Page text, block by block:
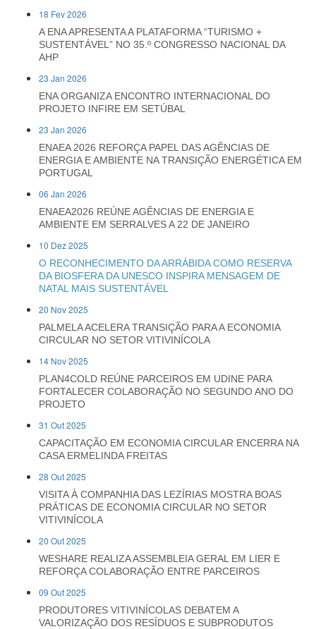
18 Fev 2026
A ENA APRESENTA A PLATAFORMA “TURISMO +
SUSTENTÁVEL” NO 35.º CONGRESSO NACIONAL DA
AHP
23 Jan 2026
ENA ORGANIZA ENCONTRO INTERNACIONAL DO
PROJETO INFIRE EM SETÚBAL
23 Jan 2026
ENAEA 2026 REFORÇA PAPEL DAS AGÊNCIAS DE
ENERGIA E AMBIENTE NA TRANSIÇÃO ENERGÉTICA EM
PORTUGAL
06 Jan 2026
ENAEA2026 REÚNE AGÊNCIAS DE ENERGIA E
AMBIENTE EM SERRALVES A 22 DE JANEIRO
10 Dez 2025
O RECONHECIMENTO DA ARRÁBIDA COMO RESERVA
DA BIOSFERA DA UNESCO INSPIRA MENSAGEM DE
NATAL MAIS SUSTENTÁVEL
20 Nov 2025
PALMELA ACELERA TRANSIÇÃO PARA A ECONOMIA
CIRCULAR NO SETOR VITIVINÍCOLA
14 Nov 2025
PLAN4COLD REÚNE PARCEIROS EM UDINE PARA
FORTALECER COLABORAÇÃO NO SEGUNDO ANO DO
PROJETO
31 Out 2025
CAPACITAÇÃO EM ECONOMIA CIRCULAR ENCERRA NA
CASA ERMELINDA FREITAS
28 Out 2025
VISITA À COMPANHIA DAS LEZÍRIAS MOSTRA BOAS
PRÁTICAS DE ECONOMIA CIRCULAR NO SETOR
VITIVINÍCOLA
20 Out 2025
WESHARE REALIZA ASSEMBLEIA GERAL EM LIER E
REFORÇA COLABORAÇÃO ENTRE PARCEIROS
09 Out 2025
PRODUTORES VITIVINÍCOLAS DEBATEM A
VALORIZAÇÃO DOS RESÍDUOS E SUBPRODUTOS